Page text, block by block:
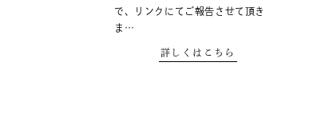
で、リンクにてご報告させて頂き
ま…
詳しくはこちら